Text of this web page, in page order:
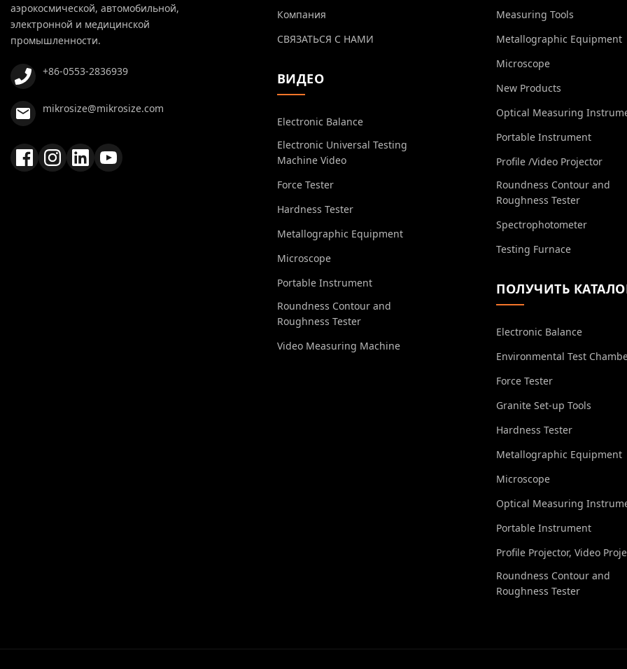
аэрокосмической, автомобильной,
электронной и медицинской
промышленности.
+86-0553-2836939
mikrosize@mikrosize.com
Компания
СВЯЗАТЬСЯ С НАМИ
ВИДЕО
Electronic Balance
Electronic Universal Testing
Machine Video
Force Tester
Hardness Tester
Metallographic Equipment
Microscope
Portable Instrument
Roundness Contour and
Roughness Tester
Video Measuring Machine
Measuring Tools
Metallographic Equipment
Microscope
New Products
Optical Measuring
Portable Instrument
Profile /Video Projector
Roundness Contour and
Roughness Tester
Spectrophotometer
Testing Furnace
ПОЛУЧИТЬ
Electronic Balance
Environmental Test
Force Tester
Granite Set-up Tools
Hardness Tester
Metallographic Equipment
Microscope
Optical Measuring
Portable Instrument
Profile Projector, Video
Roundness Contour and
Roughness Tester